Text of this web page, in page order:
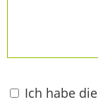
Ich habe die